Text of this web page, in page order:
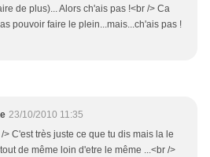
de plus)... Alors ch'ais pas !<br /> Ca
pouvoir faire le plein...mais...ch'ais pas !
23/10/2010 11:35
> C'est très juste ce que tu dis mais la le
de même loin d'etre le même ...<br />